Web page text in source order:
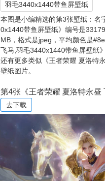
羽毛3440x1440带鱼屏壁纸
本图是小编精选的第3张壁纸：名
0x1440带鱼屏壁纸》编号是
MB，格式是jpeg，平均颜色是
飞马,羽毛3440x1440带鱼屏壁纸
还有更多类似《王者荣耀 夏洛特
壁纸图片。
第4张《王者荣耀 夏洛特永昼
去下载